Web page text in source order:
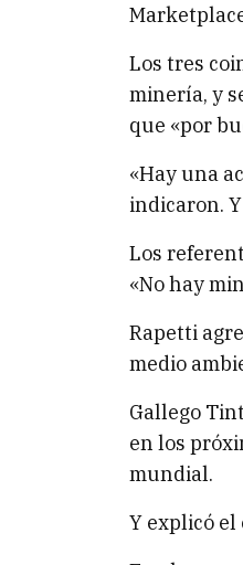
Los tres
minería, y
que «por
«Hay una
indicaron.
Los
«No hay
Rapetti
medio
Gallego
en los
mundial.
Y explicó el